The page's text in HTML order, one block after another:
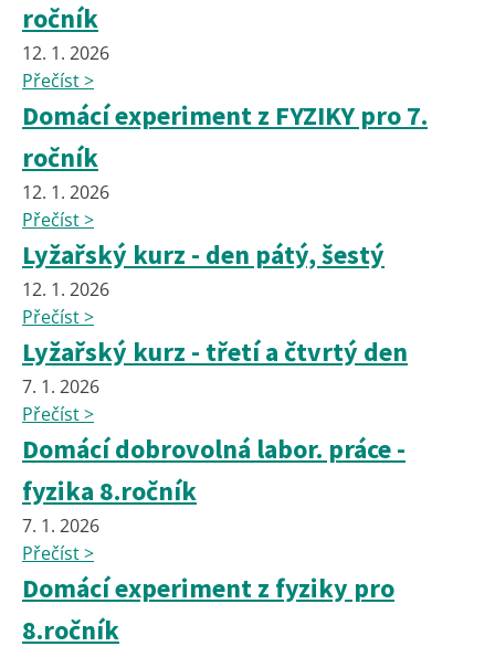
ročník
12. 1. 2026
Přečíst >
Domácí experiment z FYZIKY pro 7.
ročník
12. 1. 2026
Přečíst >
Lyžařský kurz - den pátý, šestý
12. 1. 2026
Přečíst >
Lyžařský kurz - třetí a čtvrtý den
7. 1. 2026
Přečíst >
Domácí dobrovolná labor. práce -
fyzika 8.ročník
7. 1. 2026
Přečíst >
Domácí experiment z fyziky pro
8.ročník